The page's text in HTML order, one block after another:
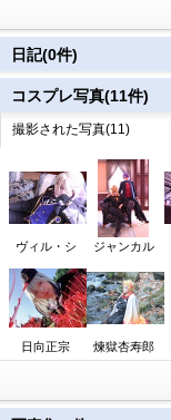
日記(0件)
コスプレ写真(11件)
撮影された写真(11)
ヴィル・シ ジャンカル
日向正宗 煉獄杏寿郎